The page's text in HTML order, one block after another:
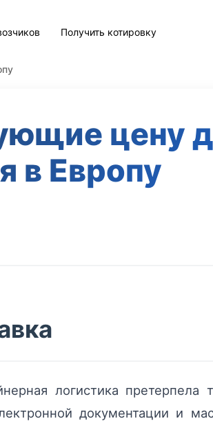
Получить котировку
цену
в Европу
логистика
документации и